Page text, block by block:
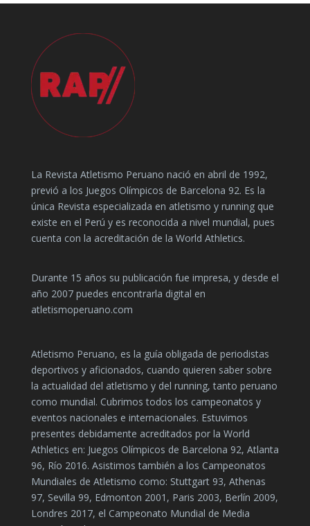
La Revista Atletismo Peruano nació en abril de 1992,
previó a los Juegos Olímpicos de Barcelona 92. Es la
única Revista especializada en atletismo y running que
existe en el Perú y es reconocida a nivel mundial, pues
cuenta con la acreditación de la World Athletics.
Durante 15 años su publicación fue impresa, y desde el
año 2007 puedes encontrarla digital en
atletismoperuano.com
Atletismo Peruano, es la guía obligada de periodistas
deportivos y aficionados, cuando quieren saber sobre
la actualidad del atletismo y del running, tanto peruano
como mundial. Cubrimos todos los campeonatos y
eventos nacionales e internacionales. Estuvimos
presentes debidamente acreditados por la World
Athletics en: Juegos Olímpicos de Barcelona 92, Atlanta
96, Río 2016. Asistimos también a los Campeonatos
Mundiales de Atletismo como: Stuttgart 93, Athenas
97, Sevilla 99, Edmonton 2001, Paris 2003, Berlín 2009,
Londres 2017, el Campeonato Mundial de Media